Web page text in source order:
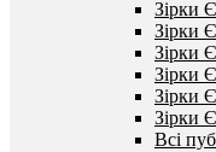
Зірки
Зірки
Зірки
Зірки
Зірки
Зірки
Всі